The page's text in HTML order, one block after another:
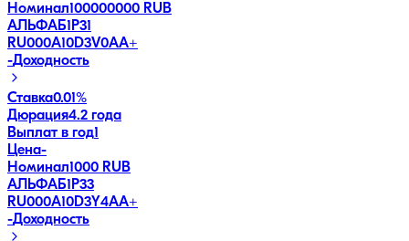
Номинал100000000 RUB
АЛЬФАБ1Р31
RU000A10D3V0AA+
-Доходность
Ставка0.01%
Дюрация4.2 года
Выплат в год1
Цена-
Номинал1000 RUB
АЛЬФАБ1Р33
RU000A10D3Y4AA+
-Доходность